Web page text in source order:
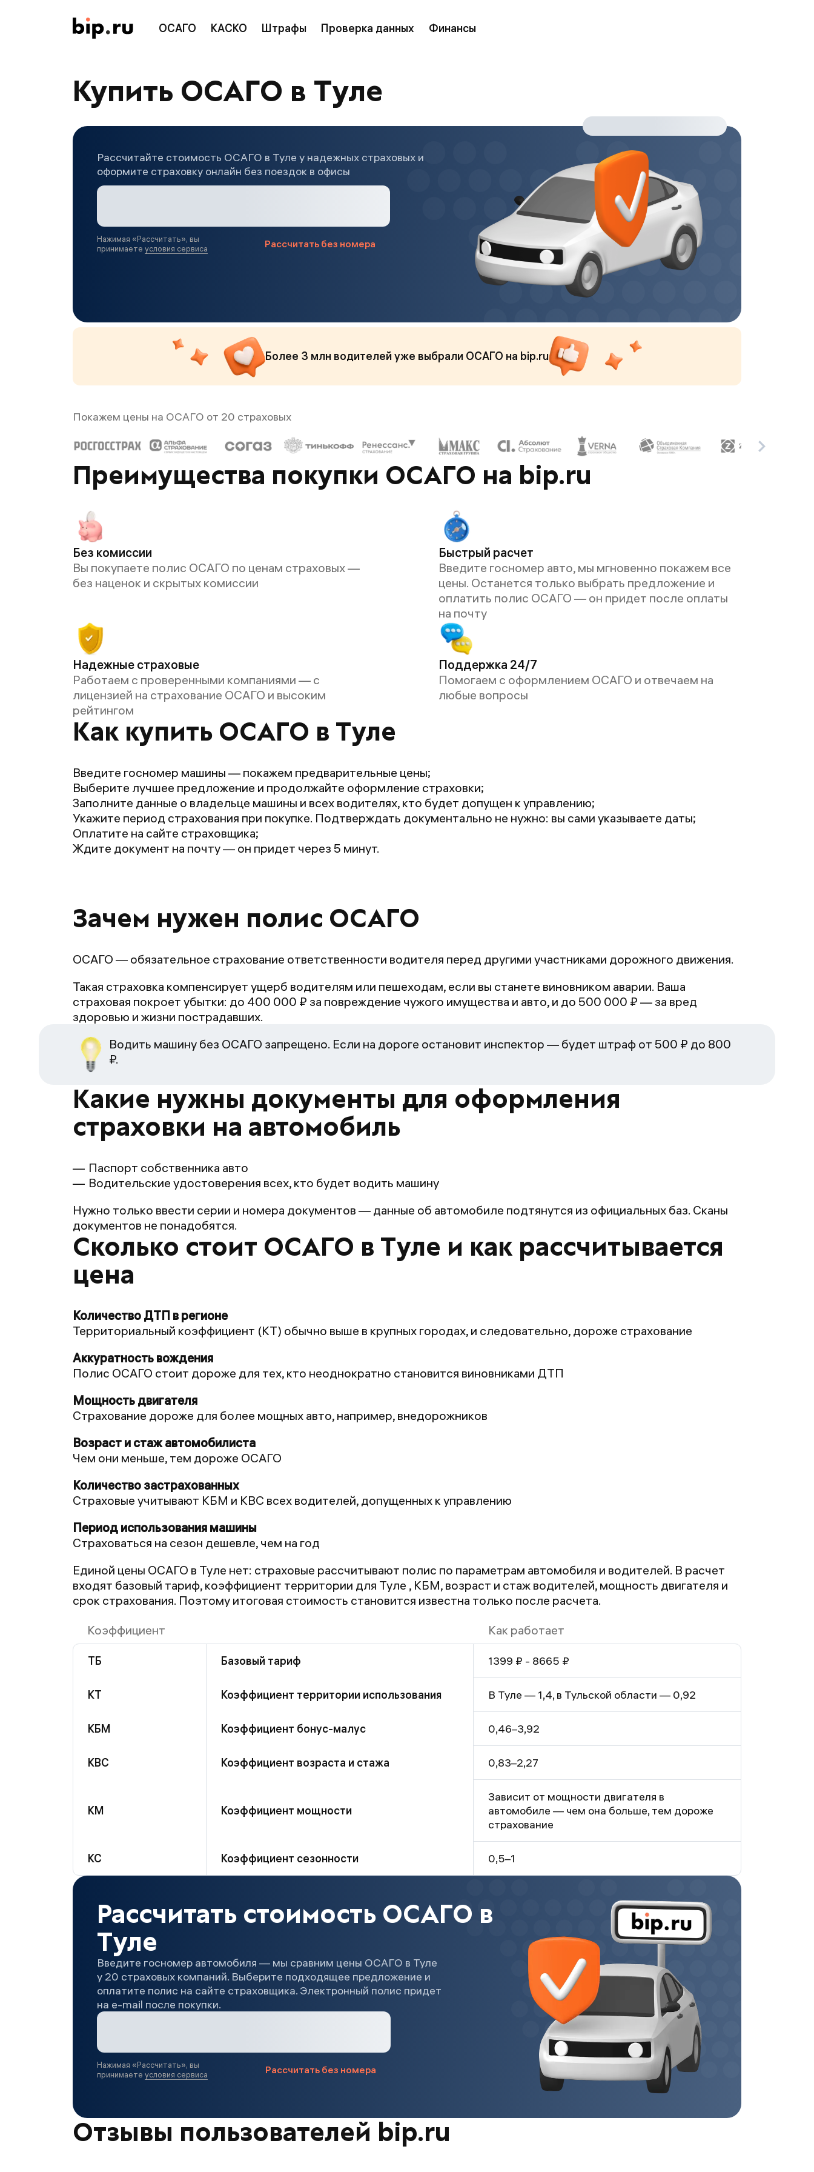
ОСАГО КАСКО Штрафы Проверка данных Финансы
Купить ОСАГО в Туле
Рассчитайте стоимость ОСАГО в Туле у надежных страховых и
оформите страховку онлайн без поездок в офисы
Рассчитать без номера
Нажимая «Рассчитать», вы
принимаете условия сервиса
Более 3 млн водителей уже выбрали ОСАГО на bip.ru
Покажем цены на ОСАГО от 20 страховых
Преимущества покупки ОСАГО на bip.ru
Без комиссии
Вы покупаете полис ОСАГО по ценам страховых —
без наценок и скрытых комиссии
Быстрый расчет
Введите госномер авто, мы мгновенно покажем все
цены. Останется только выбрать предложение и
оплатить полис ОСАГО — он придет после оплаты
на почту
Надежные страховые
Работаем с проверенными компаниями — с
лицензией на страхование ОСАГО и высоким
рейтингом
Поддержка 24/7
Помогаем с оформлением ОСАГО и отвечаем на
любые вопросы
Как купить ОСАГО в Туле
Введите госномер машины — покажем предварительные цены;
Выберите лучшее предложение и продолжайте оформление страховки;
Заполните данные о владельце машины и всех водителях, кто будет допущен к управлению;
Укажите период страхования при покупке. Подтверждать документально не нужно: вы сами указываете даты;
Оплатите на сайте страховщика;
Ждите документ на почту — он придет через 5 минут.
Зачем нужен полис ОСАГО
ОСАГО — обязательное страхование ответственности водителя перед другими участниками дорожного движения.
Такая страховка компенсирует ущерб водителям или пешеходам, если вы станете виновником аварии. Ваша
страховая покроет убытки: до 400 000 ₽ за повреждение чужого имущества и авто, и до 500 000 ₽ — за вред
здоровью и жизни пострадавших.
Водить машину без ОСАГО запрещено. Если на дороге остановит инспектор — будет штраф от 500 ₽ до 800
₽.
Какие нужны документы для оформления
страховки на автомобиль
Паспорт собственника авто
Водительские удостоверения всех, кто будет водить машину
Нужно только ввести серии и номера документов — данные об автомобиле подтянутся из официальных баз. Сканы
документов не понадобятся.
Сколько стоит ОСАГО в Туле и как рассчитывается
цена
Территориальный коэффициент (КТ) обычно выше в крупных городах, и следовательно, дороже страхование
Полис ОСАГО стоит дороже для тех, кто неоднократно становится виновниками ДТП
Страхование дороже для более мощных авто, например, внедорожников
Чем они меньше, тем дороже ОСАГО
Страховые учитывают КБМ и КВС всех водителей, допущенных к управлению
Страховаться на сезон дешевле, чем на год
Единой цены ОСАГО в Туле нет: страховые рассчитывают полис по параметрам автомобиля и водителей. В расчет
входят базовый тариф, коэффициент территории для Туле , КБМ, возраст и стаж водителей, мощность двигателя и
срок страхования. Поэтому итоговая стоимость становится известна только после расчета.
Коэффициент
Как работает
ТБ Базовый тариф 1399 ₽ - 8665 ₽
КТ Коэффициент территории использования В Туле — 1,4, в Тульской области — 0,92
КБМ Коэффициент бонус-малус 0,46–3,92
КВС Коэффициент возраста и стажа 0,83–2,27
КМ Коэффициент мощности
Зависит от мощности двигателя в
автомобиле — чем она больше, тем дороже
страхование
КС Коэффициент сезонности 0,5–1
Рассчитать стоимость ОСАГО в
Туле
Введите госномер автомобиля — мы сравним цены ОСАГО в Туле
у 20 страховых компаний. Выберите подходящее предложение и
оплатите полис на сайте страховщика. Электронный полис придет
на e-mail после покупки.
Рассчитать без номера
Нажимая «Рассчитать», вы
принимаете условия сервиса
Отзывы пользователей bip.ru